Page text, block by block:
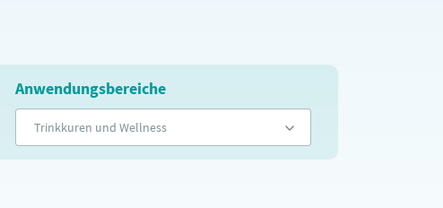
Anwendungsbereiche
Trinkkuren und Wellness